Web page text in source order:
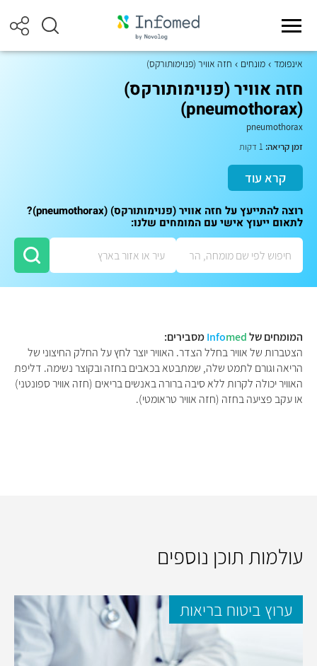
אינפומד מונחים חזה אוויר (פנוימותורקס)
חזה אוויר (פנוימותורקס)
(pneumothorax)
pneumothorax
זמן קריאה:
קרא עוד
רוצה להתייעץ על חזה אוויר (פנוימותורקס) (pneumothorax)?
לתאום ייעוץ אישי עם המומחים שלנו:
המומחים של Infomed
מסבירים:
הצטברות של אוויר בחלל הצדר. האוויר יוצר לחץ על החלק החיצוני של
הריאה וגורם לתמט שלה, שמתבטא בכאבים בחזה ובקוצר נשימה. דליפת
האוויר יכולה לקרות ללא סיבה ברורה באנשים בריאים (חזה אוויר ספונטני)
או עקב פציעה בחזה (חזה אוויר טראומטי).
עולמות תוכן נוספים
ערוץ ביטוח בריאות